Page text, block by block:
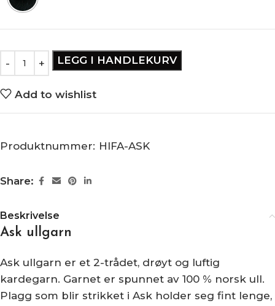
LEGG I HANDLEKURV
Add to wishlist
Produktnummer: HIFA-ASK
Share:
Beskrivelse
Ask ullgarn
Ask ullgarn er et 2-trådet, drøyt og luftig
kardegarn. Garnet er spunnet av 100 % norsk ull.
Plagg som blir strikket i Ask holder seg fint lenge,